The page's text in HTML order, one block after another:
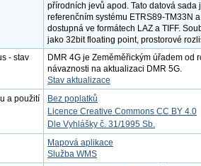
přírodních jevů apod. Tato datová
referenčním systému ETRS89-TM33N
dostupná ve formátech LAZ a TIFF.
jako 32bit floating point, prostorové
- stav
DMR 4G je Zeměměřickým úřadem od
návaznosti na aktualizaci DMR 5G.
Stav aktualizace
a použití
Bez poplatků
Licence Creative Commons CC BY 4.0
Dle Vyhlášky č. 31/1995 Sb.
Mapová aplikace
Služba WMS